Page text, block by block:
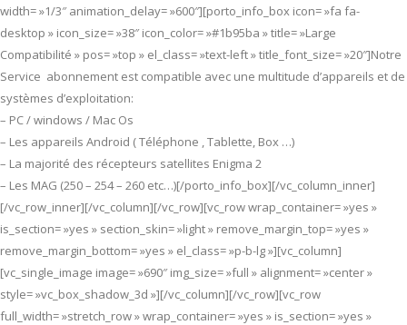
width= »1/3″ animation_delay= »600″][porto_info_box icon= »fa fa-
desktop » icon_size= »38″ icon_color= »#1b95ba » title= »Large
Compatibilité » pos= »top » el_class= »text-left » title_font_size= »20″]Notre
Service abonnement est compatible avec une multitude d’appareils et de
systèmes d’exploitation:
– PC / windows / Mac Os
– Les appareils Android ( Téléphone , Tablette, Box …)
– La majorité des récepteurs satellites Enigma 2
– Les MAG (250 – 254 – 260 etc…)[/porto_info_box][/vc_column_inner]
[/vc_row_inner][/vc_column][/vc_row][vc_row wrap_container= »yes »
is_section= »yes » section_skin= »light » remove_margin_top= »yes »
remove_margin_bottom= »yes » el_class= »p-b-lg »][vc_column]
[vc_single_image image= »690″ img_size= »full » alignment= »center »
style= »vc_box_shadow_3d »][/vc_column][/vc_row][vc_row
full_width= »stretch_row » wrap_container= »yes » is_section= »yes »